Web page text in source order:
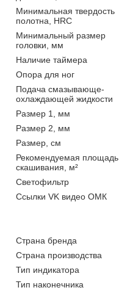
Минимальная твердость
полотна, HRC
Минимальный размер
головки, мм
Наличие таймера
Опора для ног
Подача смазывающе-
охлаждающей жидкости
Размер 1, мм
Размер 2, мм
Размер, см
Рекомендуемая площадь
скашивания, м²
Светофильтр
Ссылки VK видео ОМК
Страна бренда
Страна производства
Тип индикатора
Тип наконечника